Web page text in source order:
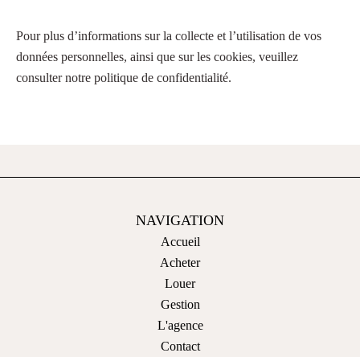
Pour plus d’informations sur la collecte et l’utilisation de vos
données personnelles, ainsi que sur les cookies, veuillez
consulter notre politique de confidentialité.
NAVIGATION
Accueil
Acheter
Louer
Gestion
L'agence
Contact